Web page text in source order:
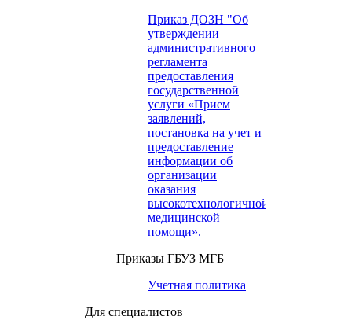
Приказ ДОЗН "Об
утверждении
административного
регламента
предоставления
государственной
услуги «Прием
заявлений,
постановка на учет и
предоставление
информации об
организации
оказания
высокотехнологичной
медицинской
помощи».
Приказы ГБУЗ МГБ
Учетная политика
Для специалистов